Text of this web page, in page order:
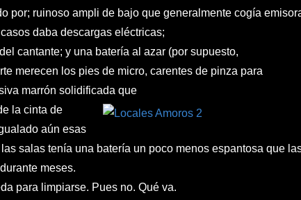
por; ruinoso ampli de bajo que generalmente cogía
daba descargas eléctricas;
cantante; y una batería al azar (por supuesto,
merecen los pies de micro, carentes de pinza para
marrón solidificada que
la cinta de
aún esas
salas tenía una batería un poco menos espantosa que
meses.
para limpiarse. Pues no. Qué va.